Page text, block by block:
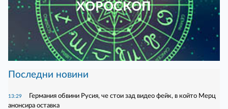
ХОРОСКОП
Последни новини
13:29
Германия обвини Русия, че стои зад видео фейк, в който Мерц
анонсира оставка